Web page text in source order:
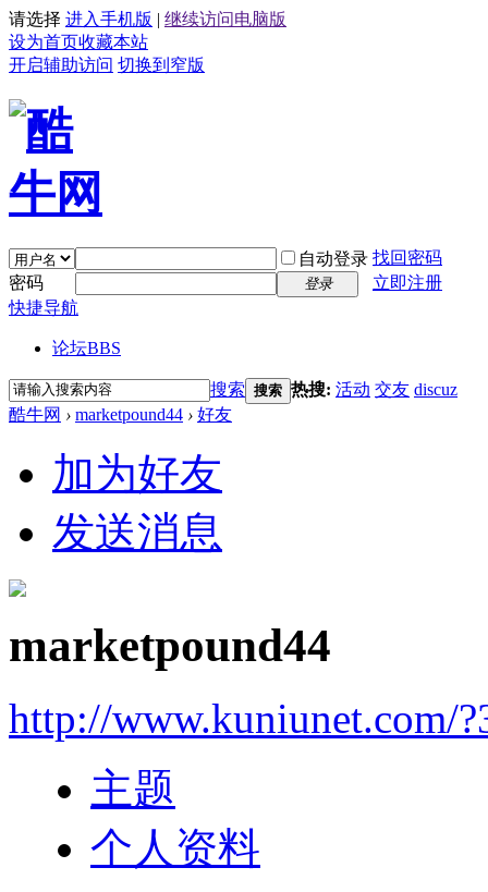
请选择 进入手机版 | 继续访问电脑版
设为首页收藏本站
开启辅助访问 切换到窄版
自动登录 找回密码
密码
登录
立即注册
快捷导航
论坛BBS
搜索 搜索 热搜: 活动 交友 discuz
酷牛网 › marketpound44 › 好友
加为好友
发送消息
marketpound44
http://www.kuniunet.com/
主题
个人资料